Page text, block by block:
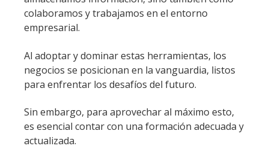
colaboramos y trabajamos en el entorno
empresarial.
Al adoptar y dominar estas herramientas, los
negocios se posicionan en la vanguardia, listos
para enfrentar los desafíos del futuro.
Sin embargo, para aprovechar al máximo esto,
es esencial contar con una formación adecuada y
actualizada.